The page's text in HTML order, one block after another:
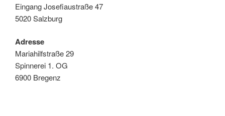
Eingang Josefiaustraße 47
5020 Salzburg
Adresse
Mariahilfstraße 29
Spinnerei 1. OG
6900 Bregenz